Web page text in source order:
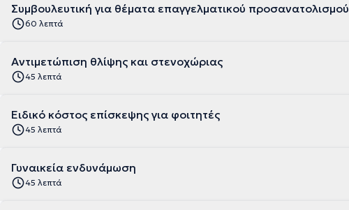
Συμβουλευτική για θέματα επαγγελματικού προσανατολισμού
60 λεπτά
Αντιμετώπιση θλίψης και στενοχώριας
45 λεπτά
Ειδικό κόστος επίσκεψης για φοιτητές
45 λεπτά
Γυναικεία ενδυνάμωση
45 λεπτά